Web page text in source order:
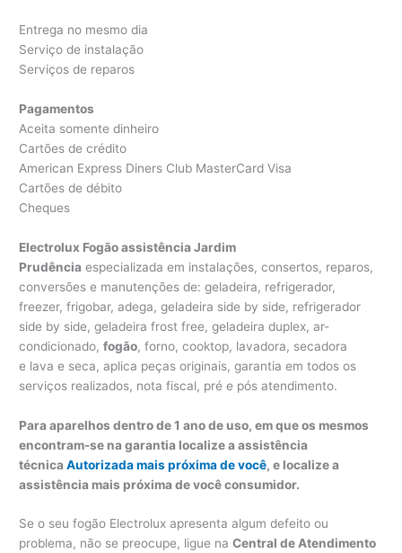
Entrega no mesmo dia
Serviço de instalação
Serviços de reparos
Pagamentos
Aceita somente dinheiro
Cartões de crédito
American Express Diners Club MasterCard Visa
Cartões de débito
Cheques
Electrolux Fogão assistência Jardim
Prudência especializada em instalações, consertos, reparos,
conversões e manutenções de: geladeira, refrigerador,
freezer, frigobar, adega, geladeira side by side, refrigerador
side by side, geladeira frost free, geladeira duplex, ar-
condicionado,fogão, forno, cooktop, lavadora, secadora
e lava e seca, aplica peças originais, garantia em todos os
serviços realizados, nota fiscal, pré e pós atendimento.
Para aparelhos dentro de 1 ano de uso, em que os mesmos
encontram-se na garantia localize a assistência
técnicaAutorizada mais próxima de você, e localize a
assistência mais próxima de você consumidor.
Se o seu fogão Electrolux apresenta algum defeito ou
problema, não se preocupe, ligue naCentral de Atendimento